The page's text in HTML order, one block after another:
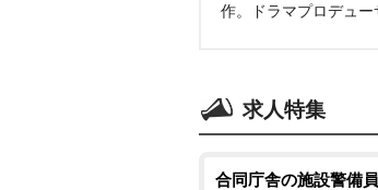
作。ドラマプロデュー
求人特集
合同庁舎の施設警備